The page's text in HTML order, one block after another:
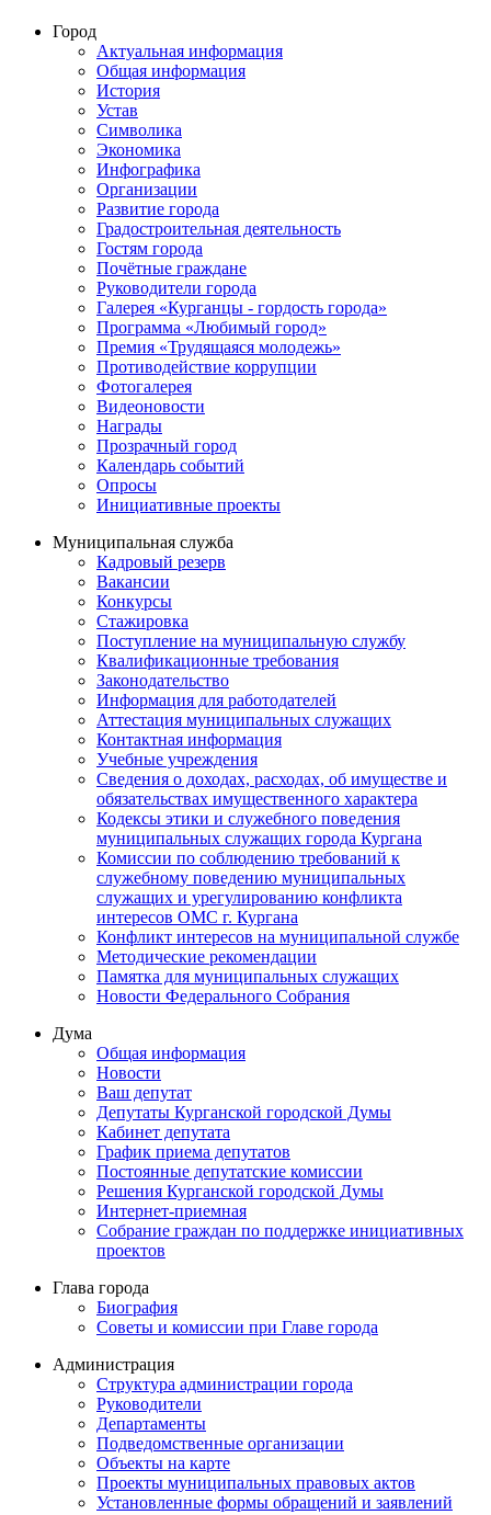
Город
Актуальная информация
Общая информация
История
Устав
Символика
Экономика
Инфографика
Организации
Развитие города
Градостроительная деятельность
Гостям города
Почётные граждане
Руководители города
Галерея «Курганцы - гордость города»
Программа «Любимый город»
Премия «Трудящаяся молодежь»
Противодействие коррупции
Фотогалерея
Видеоновости
Награды
Прозрачный город
Календарь событий
Опросы
Инициативные проекты
Муниципальная служба
Кадровый резерв
Вакансии
Конкурсы
Стажировка
Поступление на муниципальную службу
Квалификационные требования
Законодательство
Информация для работодателей
Аттестация муниципальных служащих
Контактная информация
Учебные учреждения
Сведения о доходах, расходах, об имуществе и
обязательствах имущественного характера
Кодексы этики и служебного поведения
муниципальных служащих города Кургана
Комиссии по соблюдению требований к
служебному поведению муниципальных
служащих и урегулированию конфликта
интересов ОМС г. Кургана
Конфликт интересов на муниципальной службе
Методические рекомендации
Памятка для муниципальных служащих
Новости Федерального Cобрания
Дума
Общая информация
Новости
Ваш депутат
Депутаты Курганской городской Думы
Кабинет депутата
График приема депутатов
Постоянные депутатские комиссии
Решения Курганской городской Думы
Интернет-приемная
Собрание граждан по поддержке инициативных
проектов
Глава города
Биография
Советы и комиссии при Главе города
Администрация
Структура администрации города
Руководители
Департаменты
Подведомственные организации
Объекты на карте
Проекты муниципальных правовых актов
Установленные формы обращений и заявлений